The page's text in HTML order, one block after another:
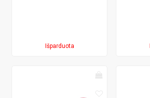
Išparduota